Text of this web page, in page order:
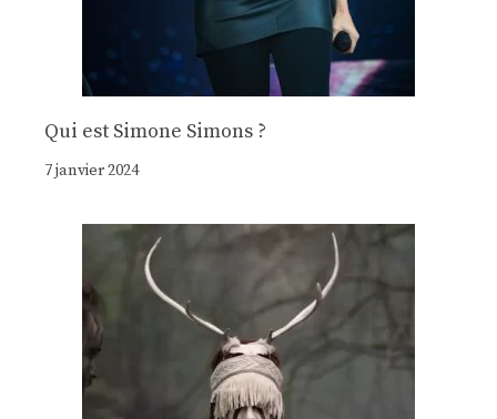
Qui est Simone Simons ?
7 janvier 2024